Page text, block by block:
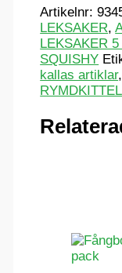
Artikelnr:
LEKSAKER,
LEKSAKER
SQUISHY
kallas artiklar,